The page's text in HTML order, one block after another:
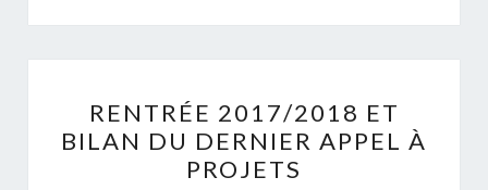
2017/2018
ET
BILAN
RENTRÉE 2017/2018 ET
BILAN DU DERNIER APPEL À
PROJETS